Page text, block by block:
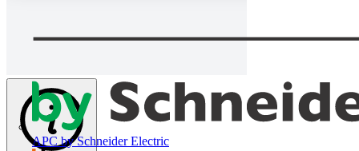
APC by Schneider Electric